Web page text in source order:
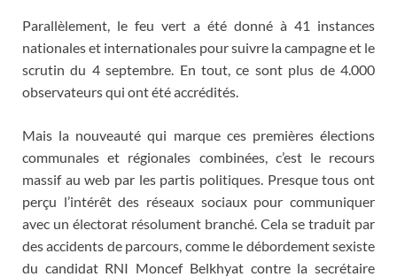
Parallèlement, le feu vert a été donné à 41 instances
nationales et internationales pour suivre la campagne et le
scrutin du 4 septembre. En tout, ce sont plus de 4.000
observateurs qui ont été accrédités.
Mais la nouveauté qui marque ces premières élections
communales et régionales combinées, c’est le recours
massif au web par les partis politiques. Presque tous ont
perçu l’intérêt des réseaux sociaux pour communiquer
avec un électorat résolument branché. Cela se traduit par
des accidents de parcours, comme le débordement sexiste
du candidat RNI Moncef Belkhyat contre la secrétaire